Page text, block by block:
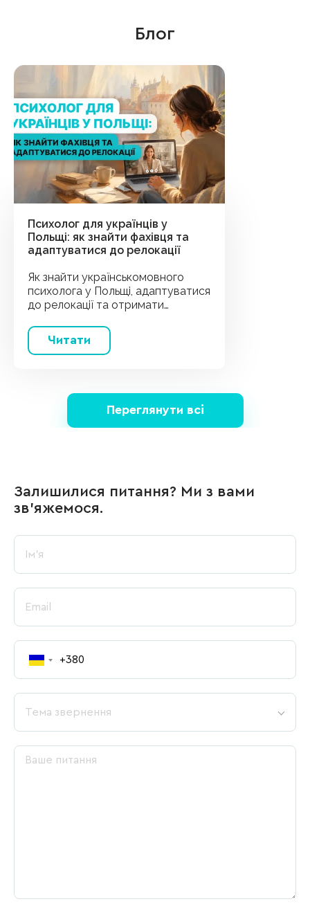
Блог
Психолог для українців у
Польщі: як знайти фахівця та
адаптуватися до релокації
Як знайти українськомовного
психолога у Польщі, адаптуватися
до релокації та отримати
мовного бар'єру.
Читати
Переглянути всі
Залишилися питання? Ми з вами
зв’яжемося.
Тема звернення